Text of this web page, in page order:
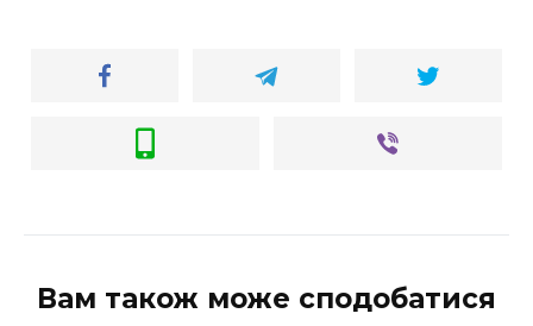
Вам також може сподобатися